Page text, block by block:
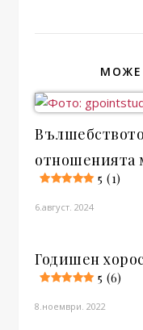
МОЖЕ
отношенията
5 (1)
6.август. 2024
Годишен
5 (6)
8.ноември. 2022